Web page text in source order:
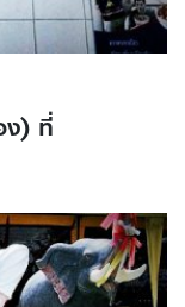
ง) ที่